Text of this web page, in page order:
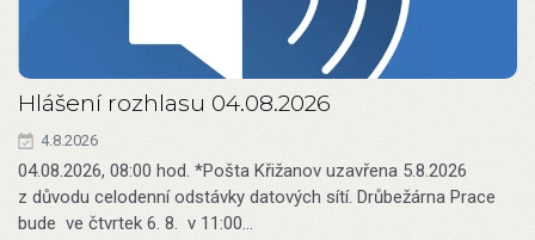
Hlášení rozhlasu 04.08.2026
4.8.2026
04.08.2026, 08:00 hod. *Pošta Křižanov uzavřena 5.8.2026
z důvodu celodenní odstávky datových sítí. Drůbežárna Prace
bude ve čtvrtek 6. 8. v 11:00…